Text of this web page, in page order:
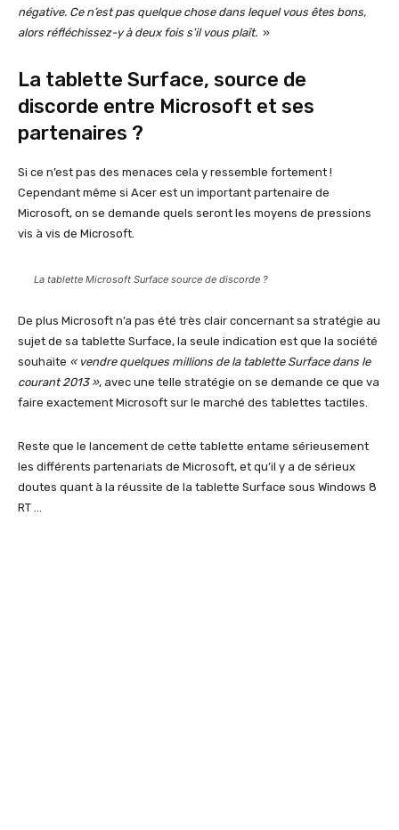
négative. Ce n’est pas quelque chose dans lequel vous êtes bons,
alors réfléchissez-y à deux fois s’il vous plaît. »
La tablette Surface, source de
discorde entre Microsoft et ses
partenaires ?
Si ce n’est pas des menaces cela y ressemble fortement !
Cependant même si Acer est un important partenaire de
Microsoft, on se demande quels seront les moyens de pressions
vis à vis de Microsoft.
La tablette Microsoft Surface source de discorde ?
De plus Microsoft n’a pas été très clair concernant sa stratégie au
sujet de sa tablette Surface, la seule indication est que la société
souhaite « vendre quelques millions de la tablette Surface dans le
courant 2013 », avec une telle stratégie on se demande ce que va
faire exactement Microsoft sur le marché des tablettes tactiles.
Reste que le lancement de cette tablette entame sérieusement
les différents partenariats de Microsoft, et qu’il y a de sérieux
doutes quant à la réussite de la tablette Surface sous Windows 8
RT …